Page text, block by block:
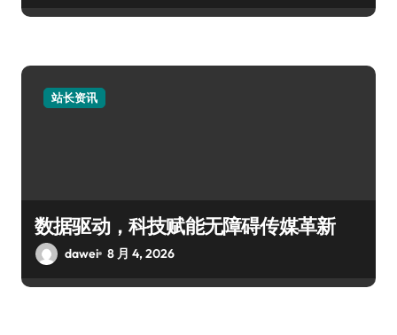
站长资讯
数据驱动，科技赋能无障碍传媒革新
dawei 8 月 4, 2026